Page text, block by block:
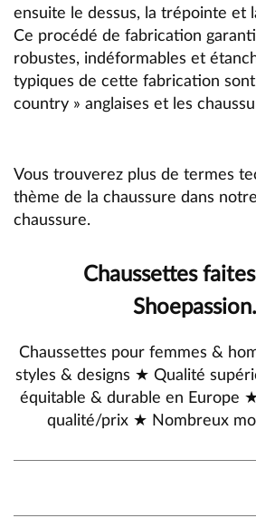
ensuite le dessus, la trépointe et
Ce procédé de fabrication
robustes, indéformables et
typiques de cette fabrication sont
country » anglaises et les
Vous trouverez plus de termes
thème de la chaussure dans notre
chaussure.
Chaussettes
Chaussettes pour femmes &
styles & designs ★ Qualité
équitable & durable en Europe
qualité/prix ★ Nombreux